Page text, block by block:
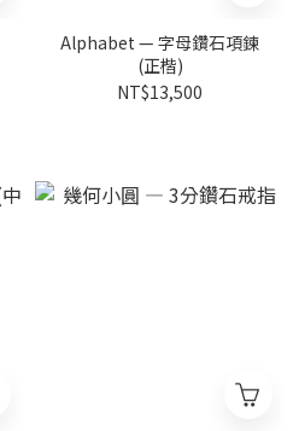
Alphabet — 字母鑽石項鍊
(正楷)
NT$13,500